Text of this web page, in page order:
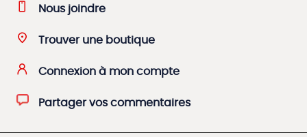
Nous joindre
Trouver une boutique
Connexion à mon compte
Partager vos commentaires